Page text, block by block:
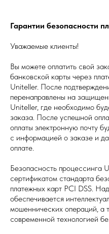
Гарантии безопасности
Уважаемые клиенты!
Вы можете оплатить свой
банковской карты через
Uniteller. После
перенаправлены на
Uniteller, где необходимо
заказа. После успешной
оплаты электронную почту
с информацией о заказе и
оплате.
Безопасность процессинга
сертификатом стандарта
платежных карт PCI DSS.
обеспечивается
мошеннических операций,
современной технологией